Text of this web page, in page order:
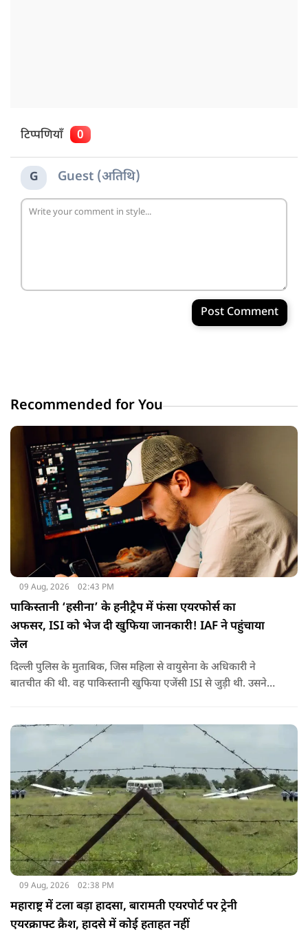
टिप्पणियाँ 0
G Guest (अतिथि)
Post Comment
Recommended for You
09 Aug, 2026 02:43 PM
पाकिस्तानी ‘हसीना’ के हनीट्रैप में फंसा एयरफोर्स का
अफसर, ISI को भेज दी खुफिया जानकारी! IAF ने पहुंचाया
जेल
दिल्ली पुलिस के मुताबिक, जिस महिला से वायुसेना के अधिकारी ने
बातचीत की थी. वह पाकिस्तानी खुफिया एजेंसी ISI से जुड़ी थी. उसने
09 Aug, 2026 02:38 PM
महाराष्ट्र में टला बड़ा हादसा, बारामती एयरपोर्ट पर ट्रेनी
एयरक्राफ्ट क्रैश, हादसे में कोई हताहत नहीं